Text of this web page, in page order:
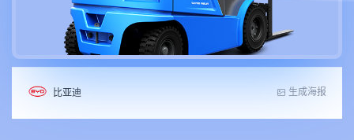
比亚迪 生成海报